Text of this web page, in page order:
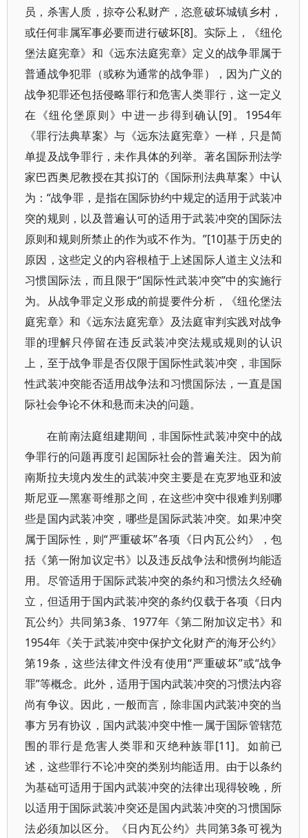
员，杀害人质，掠夺公私财产，恣意破坏城镇乡村，
或任何非属军事必要而进行破坏[8]。实际上，《纽伦
堡法庭宪章》和《远东法庭宪章》定义的战争罪属于
普通战争犯罪（或称为通常的战争罪），因为广义的
战争犯罪还包括侵略罪行和危害人类罪行，这一定义
在《纽伦堡原则》中进一步得到确认[9]。1954年
《罪行法典草案》与《远东法庭宪章》一样，只是简
单提及战争罪行，未作具体的列举。著名国际刑法学
家巴西奥尼教授在其拟订的《国际刑法典草案》中认
为：“战争罪，是指在国际协约中规定的适用于武装冲
突的规则，以及普遍认可的适用于武装冲突的国际法
原则和规则所禁止的作为或不作为。”[10]基于历史的
原因，这些定义的内容根植于上述国际人道主义法和
习惯国际法，而且限于“国际性武装冲突”中的实施行
为。从战争罪定义形成的前提要件分析，《纽伦堡法
庭宪章》和《远东法庭宪章》及法庭审判实践对战争
罪的理解只停留在违反武装冲突法规或规则的认识
上，至于战争罪是否仅限于国际性武装冲突，非国际
性武装冲突能否适用战争法和习惯国际法，一直是国
际社会争论不休和悬而未决的问题。
在前南法庭组建期间，非国际性武装冲突中的战
争罪行的问题再度引起国际社会的普遍关注。因为前
南斯拉夫境内发生的武装冲突主要是在克罗地亚和波
斯尼亚—黑塞哥维那之间，在这些冲突中很难判别哪
些是国内武装冲突，哪些是国际武装冲突。如果冲突
属于国际性，则“严重破坏”各项《日内瓦公约》，包
括《第一附加议定书》以及违反战争法和惯例均能适
用。尽管适用于国际武装冲突的条约和习惯法久经确
立，但适用于国内武装冲突的条约仅载于各项《日内
瓦公约》共同第3条、1977年《第二附加议定书》和
1954年《关于武装冲突中保护文化财产的海牙公约》
第19条，这些法律文件没有使用“严重破坏”或“战争
罪”等概念。此外，适用于国内武装冲突的习惯法内容
尚有争议。因此，一般而言，除非国内武装冲突的当
事方另有协议，国内武装冲突中惟一属于国际管辖范
围的罪行是危害人类罪和灭绝种族罪[11]。如前已
述，这些罪行不论冲突的类别均能适用。由于以条约
为基础可适用于国内武装冲突的法律出现得较晚，所
以适用于国际武装冲突还是国内武装冲突的习惯国际
法必须加以区分。《日内瓦公约》共同第3条可视为